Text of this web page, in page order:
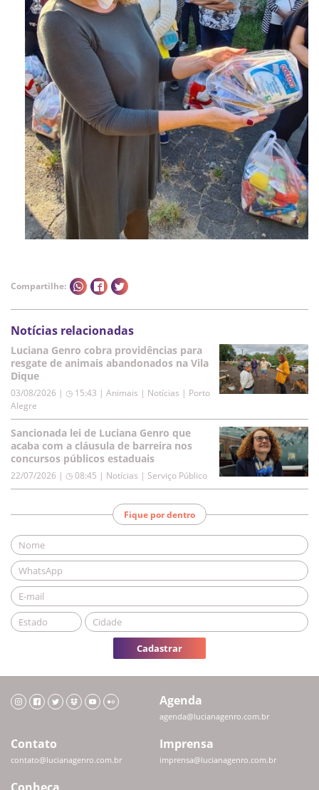
Compartilhe:
Notícias relacionadas
Luciana Genro cobra providências para
resgate de animais abandonados na Vila
Dique
03/08/2026 | ◷ 15:43 | Animais | Notícias | Porto
Alegre
Sancionada lei de Luciana Genro que
acaba com a cláusula de barreira nos
concursos públicos estaduais
22/07/2026 | ◷ 08:45 | Notícias | Serviço Público
Fique por dentro
Cadastrar
Agenda
agenda@lucianagenro.com.br
Contato
contato@lucianagenro.com.br
Imprensa
imprensa@lucianagenro.com.br